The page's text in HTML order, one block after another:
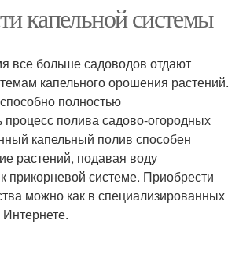
капельной системы
все больше садоводов отдают
капельного орошения растений.
полностью
процесс полива садово-огородных
капельный полив способен
растений, подавая воду
прикорневой системе. Приобрести
можно как в специализированных
Интернете.